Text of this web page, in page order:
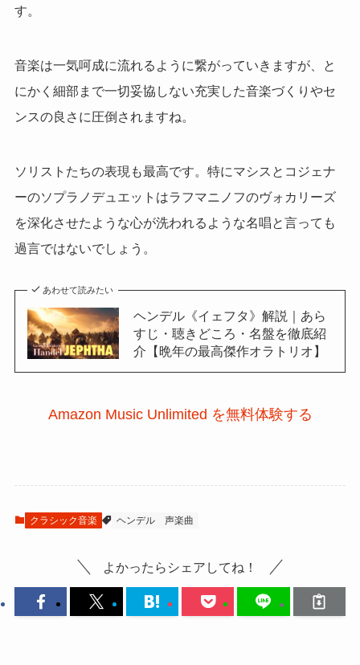
す。
音楽は一気呵成に流れるように繋がっていきますが、と
にかく細部まで一切妥協しない充実した音楽づくりやセ
ンスの良さに圧倒されますね。
ソリストたちの表現も最高です。特にマシスとコジェナ
ーのソプラノデュエットはラフマニノフのヴォカリーズ
を深化させたような心が洗われるような名唱と言っても
過言ではないでしょう。
あわせて読みたい
ヘンデル《イェフタ》解説｜あら
すじ・聴きどころ・名盤を徹底紹
介【晩年の最高傑作オラトリオ】
Amazon Music Unlimited を無料体験する
クラシック音楽 ヘンデル 声楽曲
よかったらシェアしてね！